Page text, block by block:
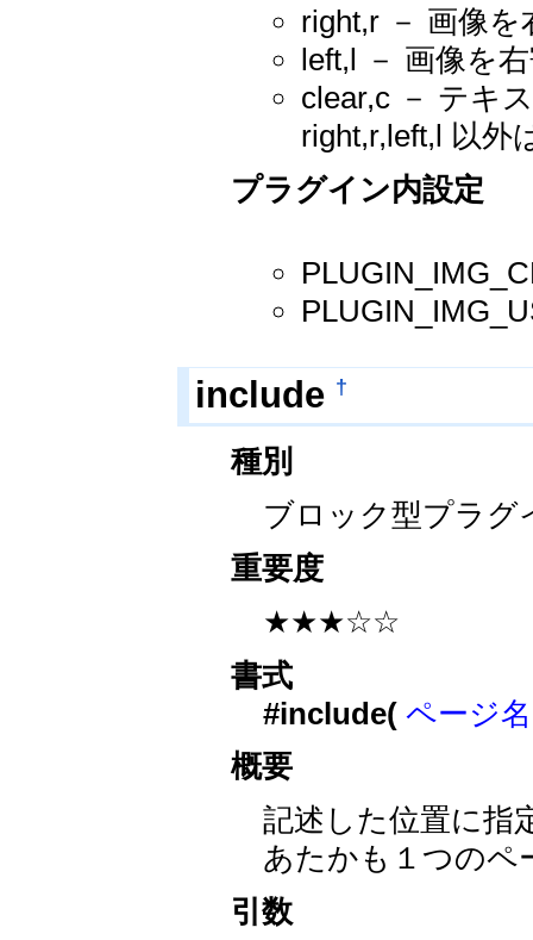
right,r － 画像
left,l － 画像を
clear,c － テキ
right,r,left,l 以外
プラグイン内設定
include †
種別
ブロック型プラグ
重要度
★★★☆☆
書式
#include( ページ
概要
記述した位置に指
あたかも１つのペ
引数